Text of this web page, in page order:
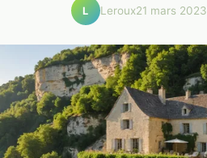
L Leroux21 mars 2023